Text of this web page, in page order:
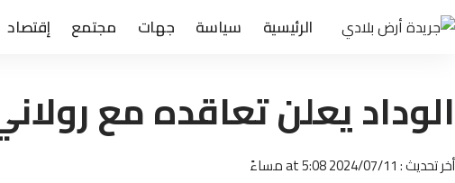
الرئيسية سياسة جهات مجتمع إقتصاد
الوداد يعلن تعاقده مع
أخر تحديث : 2024/07/11 at 5:08 مساءً